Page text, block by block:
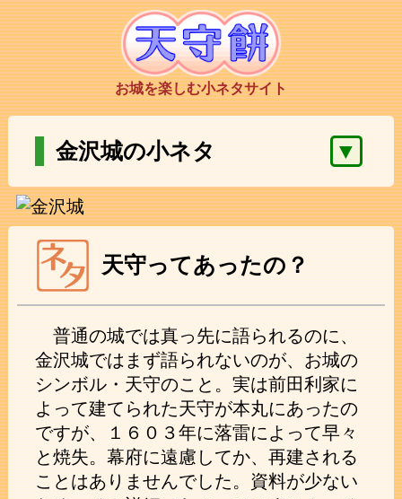
お城を楽しむ小ネタサイト
金沢城の小ネタ ▼
天守ってあったの？
普通の城では真っ先に語られるのに、
金沢城ではまず語られないのが、お城の
シンボル・天守のこと。実は前田利家に
よって建てられた天守が本丸にあったの
ですが、１６０３年に落雷によって早々
と焼失。幕府に遠慮してか、再建される
ことはありませんでした。資料が少ない